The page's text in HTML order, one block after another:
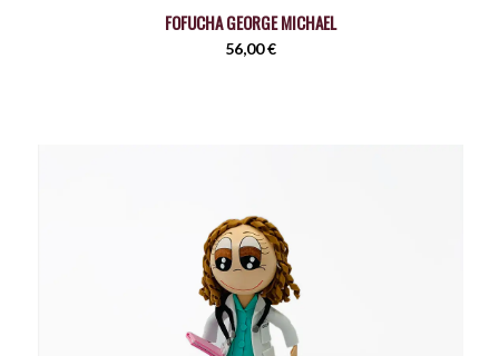
FOFUCHA GEORGE MICHAEL
56,00€